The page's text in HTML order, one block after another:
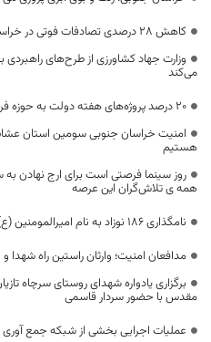
کاهش ۲۸ درصدی تصادفات فوتی در خراسان جنوبی نسبت به سال گذشته
وزارت جهاد کشاورزی از طرح‌های
می‌کند
۲۰ درصد پروژه‌های هفته دولت به حوزه فرهنگی و آموزشی اختصاص داشت
امنیت خراسان جنوبی سومین استان
هستیم
روز سینما فرصتی است برای ارج نهادن
همه ی تلاش‌گران این عرصه
نامگذاری ۱۸۶ نوزاد به نام امیرالمومنین (ع)
مدافعان امنیت؛ وارثان راستین راه شهدا
برگزاری یادواره شهدای روستای سرچاه
مقدس با حضور سردار قاسمی
عملیات اجرایی بخشی از شبکه جمع